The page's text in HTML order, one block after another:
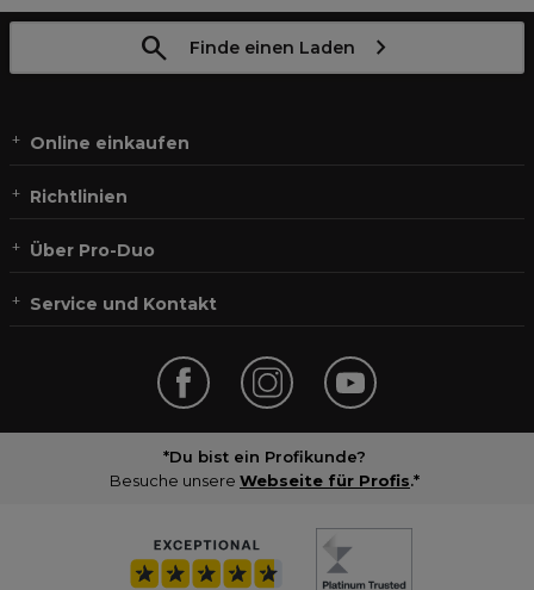
Finde einen Laden
Online einkaufen
Richtlinien
Über Pro-Duo
Service und Kontakt
*Du bist ein Profikunde?
Besuche unsere Webseite für Profis.*